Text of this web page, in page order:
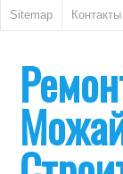
Sitemap Контакты